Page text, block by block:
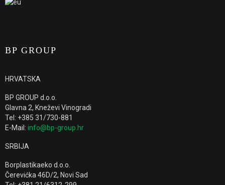
BP GROUP
HRVATSKA
BP GROUP d.o.o.
Glavna 2, Kneževi Vinogradi
Tel: +385 31/730-881
E-Mail: info@bp-group.hr
SRBIJA
Borplastikaeko d.o.o.
Čerevićka 46D/2, Novi Sad